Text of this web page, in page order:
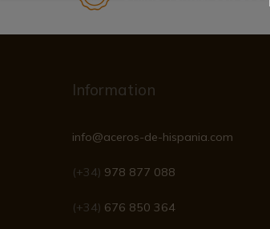
Information
info@aceros-de-hispania.com
(+34) 978 877 088
(+34) 676 850 364